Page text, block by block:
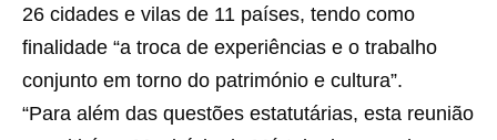
26 cidades e vilas de 11 países, tendo como
finalidade “a troca de experiências e o trabalho
conjunto em torno do património e cultura”.
“Para além das questões estatutárias, esta reunião